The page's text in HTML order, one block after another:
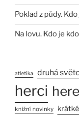
Poklad z půdy.
Na lovu. Kdo je kdo
atletika druhá
herci
knižní novinky